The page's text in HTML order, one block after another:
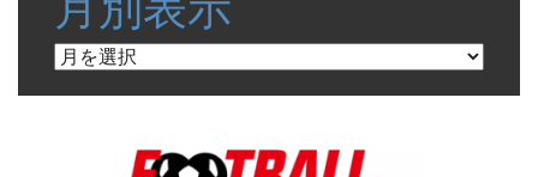
月